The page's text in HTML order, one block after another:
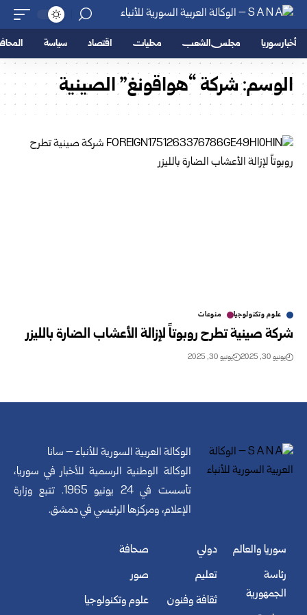
أخبار سوريا مجلس الشعب محليات اقتصاد سياسة
الوسم:شركة “هواقونغ” الصينية
علوم وتكنولوجيا منوعات
شركة صينية تطرح روبوتاً لإزالة الأعشاب الضارة بالليزر
يونيو 30, 2025 يونيو 30, 2025
الوكالة العربية السورية للأنباء – سانا
الوكالة الوطنية الرسمية للأخبار في سوريا،
تأسست في 24 يونيو 1965. تتبع وزارة
الإعلام، ومركزها الرئيسي في دمشق.
سوريا والعالم
رئاسة
الجمهورية
دولي
تعليم
ثقافة وفنون
صحافة
صور
علوم وتكنولوجيا